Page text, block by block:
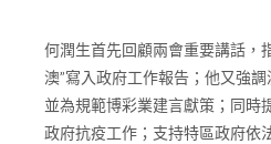
何潤生首先回顧兩會重要講話，
澳”寫入政府工作報告；他又強
並為規範博彩業建言獻策；同時
政府抗疫工作；支持特區政府依